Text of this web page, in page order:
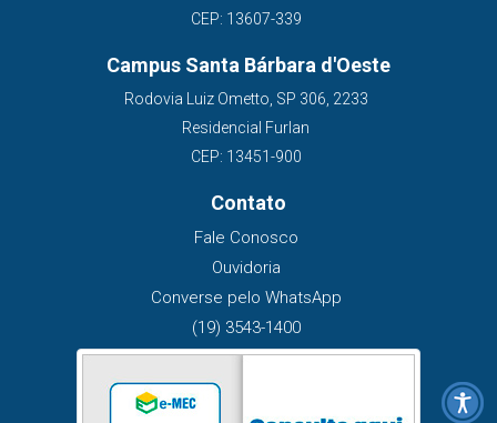
CEP: 13607-339
Campus Santa Bárbara d'Oeste
Rodovia Luiz Ometto, SP 306, 2233
Residencial Furlan
CEP: 13451-900
Contato
Fale Conosco
Ouvidoria
Converse pelo WhatsApp
(19) 3543-1400